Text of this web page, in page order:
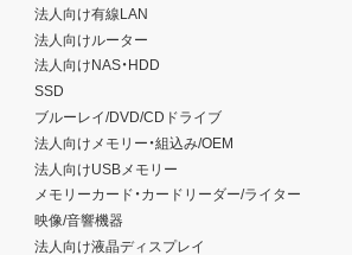
法人向け有線LAN
法人向けルーター
法人向けNAS・HDD
SSD
ブルーレイ/DVD/CDドライブ
法人向けメモリー・組込み/OEM
法人向けUSBメモリー
メモリーカード・カードリーダー/ライター
映像/音響機器
法人向け液晶ディスプレイ